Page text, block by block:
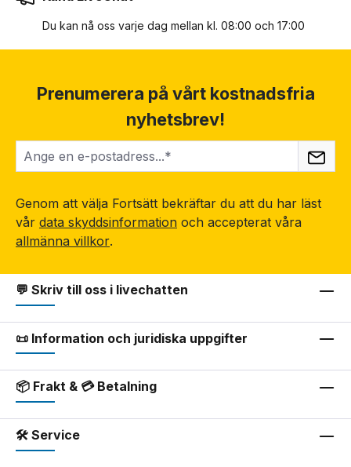
Du kan nå oss varje dag mellan kl. 08:00 och 17:00
Prenumerera på vårt kostnadsfria
nyhetsbrev!
Genom att välja Fortsätt bekräftar du att du har läst
vår data skyddsinformation och accepterat våra
allmänna villkor.
💬 Skriv till oss i livechatten
📜 Information och juridiska uppgifter
📦 Frakt & 💳 Betalning
🛠 Service